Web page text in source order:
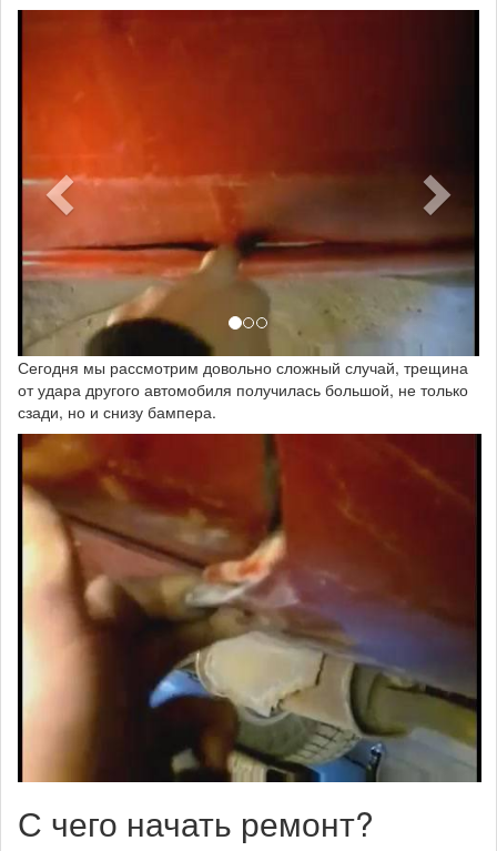
Сегодня мы рассмотрим довольно сложный случай, трещина
от удара другого автомобиля получилась большой, не только
сзади, но и снизу бампера.
С чего начать ремонт?